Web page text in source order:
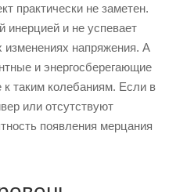
практически не заметен.
инерцией и не успевает
изменениях напряжения. А
и энергосберегающие
к таким колебаниям. Если в
или отсутствуют
появления мерцания